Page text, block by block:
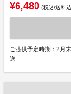
¥6,480 (税込/送料
ご提供予定時期：2月
送